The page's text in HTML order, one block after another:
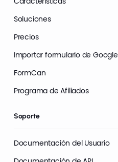
Soluciones
Precios
Importar formulario de Google
FormCan
Programa de Afiliados
Soporte
Documentación del Usuario